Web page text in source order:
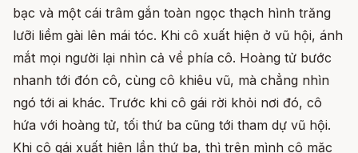
bạc và một cái trâm gắn toàn ngọc thạch hình trăng
lưỡi liềm gài lên mái tóc. Khi cô xuất hiện ở vũ hội, ánh
mắt mọi người lại nhìn cả về phía cô. Hoàng tử bước
nhanh tới đón cô, cùng cô khiêu vũ, mà chẳng nhìn
ngó tới ai khác. Trước khi cô gái rời khỏi nơi đó, cô
hứa với hoàng tử, tối thứ ba cũng tới tham dự vũ hội.
Khi cô gái xuất hiện lần thứ ba, thì trên mình cô mặc